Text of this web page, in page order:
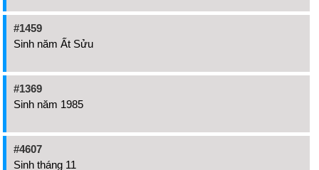
#1459
Sinh năm Ất Sửu
#1369
Sinh năm 1985
#4607
Sinh tháng 11